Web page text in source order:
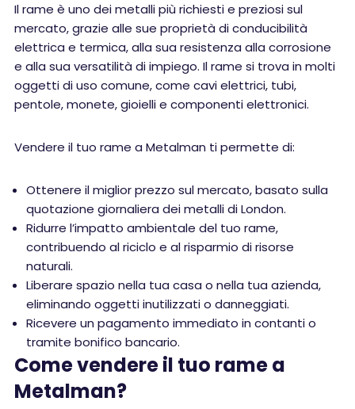
Il rame è uno dei metalli più richiesti e preziosi sul
mercato, grazie alle sue proprietà di conducibilità
elettrica e termica, alla sua resistenza alla corrosione
e alla sua versatilità di impiego. Il rame si trova in molti
oggetti di uso comune, come cavi elettrici, tubi,
pentole, monete, gioielli e componenti elettronici.
Vendere il tuo rame a Metalman ti permette di:
Ottenere il miglior prezzo sul mercato, basato sulla
quotazione giornaliera dei metalli di London.
Ridurre l’impatto ambientale del tuo rame,
contribuendo al riciclo e al risparmio di risorse
naturali.
Liberare spazio nella tua casa o nella tua azienda,
eliminando oggetti inutilizzati o danneggiati.
Ricevere un pagamento immediato in contanti o
tramite bonifico bancario.
Come vendere il tuo rame a
Metalman?